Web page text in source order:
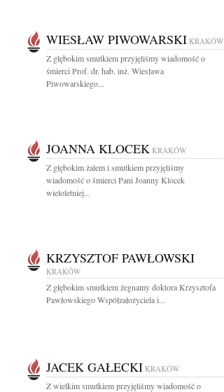
WIESŁAW PIWOWARSKI KRAKÓW
Z głębokim smutkiem przyjęliśmy wiadomość o
śmierci Prof. dr. hab. inż. Wiesława
Piwowarskiego...
JOANNA KLOCEK KRAKÓW
Z głębokim żalem i smutkiem przyjęliśmy
wiadomość o śmierci Pani Joanny Klocek
wieloletniej...
KRZYSZTOF PAWŁOWSKI
KRAKÓW
Z głębokim smutkiem żegnamy doktora Krzysztofa
Pawłowskiego Współzałożyciela i...
JACEK GAŁECKI KRAKÓW
Z wielkim smutkiem przyjęliśmy wiadomość o